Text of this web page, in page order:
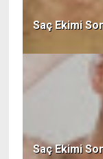
Saç Ekimi
Saç Ekimi